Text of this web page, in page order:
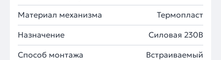
Материал механизма Термопласт
Назначение Силовая 230В
Способ монтажа Встраиваемый